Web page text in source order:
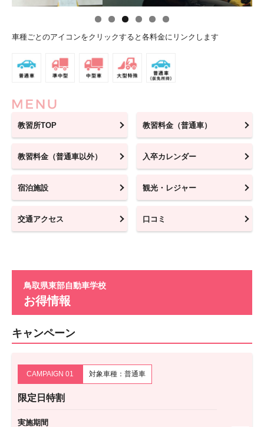
車種ごとのアイコンをクリックすると各料金にリンクします
教習所TOP 教習料金（普通車）
教習料金（普通車以外） 入卒カレンダー
宿泊施設 観光・レジャー
交通アクセス 口コミ
鳥取県東部自動車学校
お得情報
キャンペーン
CAMPAIGN 01 対象車種：普通車
限定日特割
実施期間